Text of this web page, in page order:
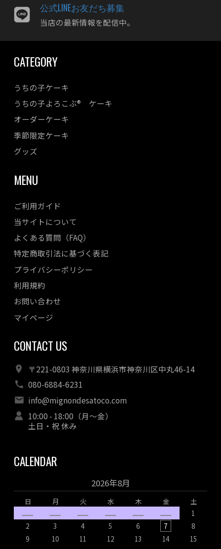
2023年11月
2023年10月
2023年09月
2023年08月
2023年06月
2023年05月
2023年04月
2023年03月
2023年02月
2022年12月
2022年10月
2022年08月
2022年07月
2022年06月
2022年05月
2022年04月
公式LINEお友だち募集
当店の最新情報を配信中。
CATEGORY
うちの子ケーキ
うちの子よろこぶ® ケーキ
オーダーケーキ
季節限定ケーキ
グッズ
MENU
ご利用ガイド
当サイトについて
よくある質問（FAQ）
特定商取引法に基づく表記
プライバシーポリシー
利用規約
お問い合わせ
マイページ
CONTACT US
〒221-0803 神奈川県横浜市神奈川区中丸46-14
080-6884-6231
info@mignondesatoco.com
10:00 - 18:00（月～金）
土日・祝 休み
CALENDAR
2026年8月
日 月 火 水 木 金
土
1
2
3 4 5 6 7
8
9
10 11 12 13 14
15